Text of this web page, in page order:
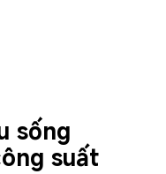
sống
suất